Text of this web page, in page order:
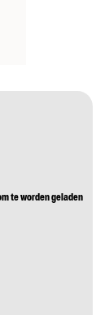
te worden geladen